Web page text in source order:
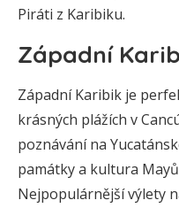
Piráti z Karibiku.
Západní
Západní Karibik je
krásných plážích v
poznávání na
památky a kultura
Nejpopulárnější výlety